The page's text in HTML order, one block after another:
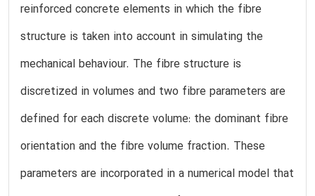
reinforced concrete elements in which the fibre
structure is taken into account in simulating the
mechanical behaviour. The fibre structure is
discretized in volumes and two fibre parameters are
defined for each discrete volume: the dominant fibre
orientation and the fibre volume fraction. These
parameters are incorporated in a numerical model that